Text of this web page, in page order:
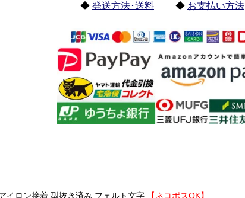
◆ 発送方法･送料 ◆ お支払い方法
ロン接着 型抜き済み フェルト文字 【ネコポスOK】